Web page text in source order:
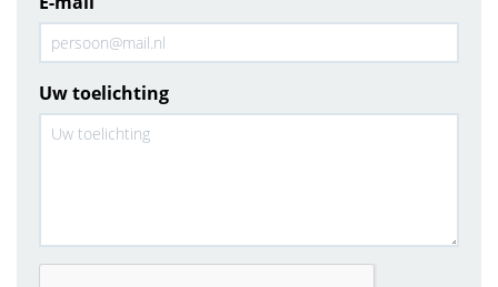
Uw toelichting